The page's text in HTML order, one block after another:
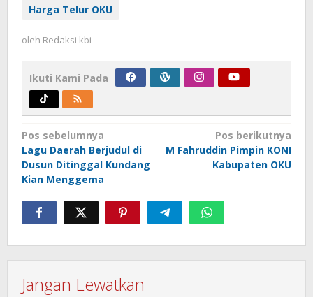
Harga Telur OKU
oleh Redaksi kbi
Ikuti Kami Pada
Navigasi
pos
Pos sebelumnya
Lagu Daerah Berjudul di
Dusun Ditinggal Kundang
Kian Menggema
Pos berikutnya
M Fahruddin Pimpin KONI
Kabupaten OKU
Jangan Lewatkan